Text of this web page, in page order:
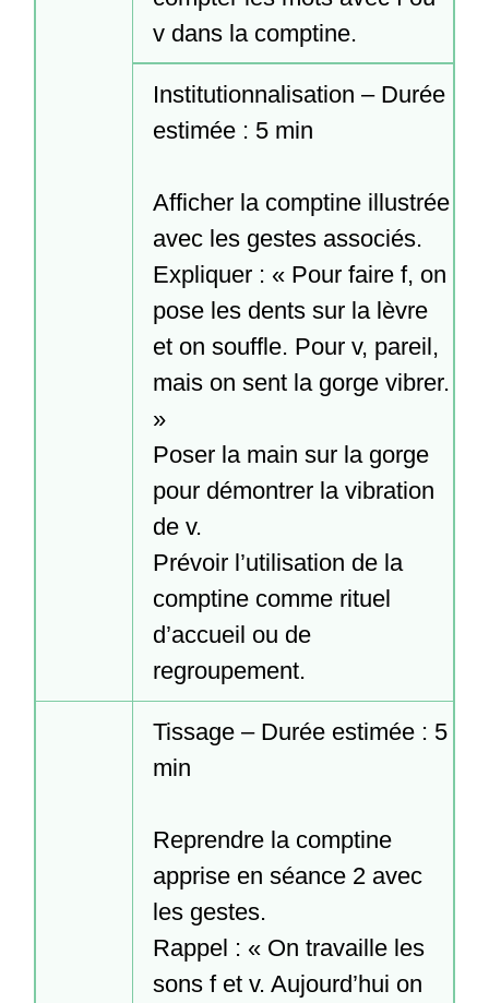
v dans la comptine.
Institutionnalisation – Durée
estimée : 5 min
Afficher la comptine illustrée
avec les gestes associés.
Expliquer : « Pour faire f, on
pose les dents sur la lèvre
et on souffle. Pour v, pareil,
mais on sent la gorge vibrer.
»
Poser la main sur la gorge
pour démontrer la vibration
de v.
Prévoir l’utilisation de la
comptine comme rituel
d’accueil ou de
regroupement.
Tissage – Durée estimée : 5
min
Reprendre la comptine
apprise en séance 2 avec
les gestes.
Rappel : « On travaille les
sons f et v. Aujourd’hui on